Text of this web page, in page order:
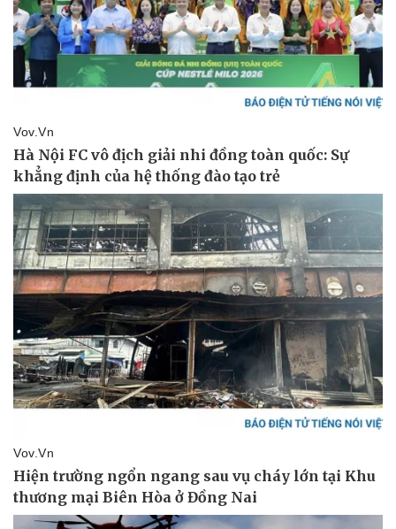
Sức khỏe
Dinh dưỡng - món ngon
Cây thuốc
Sản phụ khoa
Nhi khoa
Nam khoa
Phòng mạch online
Ăn sạch sống khỏe
Đời sống
Nhà đẹp
Blog
Tình yêu - Gia đình